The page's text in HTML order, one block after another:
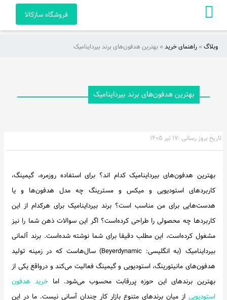
فروشگاه سازکالا
صفحه
اخبار
وبلاگ» راهنمای خرید» بهترین هدفون‌های برند بیرداینامیک
بهترین هدفون‌های برند بیرداینامیک
تاریخ بروز رسانی :۱۷ تیر ۱۴۰۵
بهترین هدفون‌های بیرداینامیک کدام اند؟ برای استفاده روزمره، گیمینگ،
کاربردهای استودیویی و میکس و مسترینگ چه مدل هدفون‌ها و یا
هدست‌هایی برای من مناسب است؟ برند بیرداینامیک برای هرکدام از این
کاربردها چه محصولی را طراحی کرده‌است؟ اگر این سوالات ذهن شما را نیز
مشغول کرده‌است، این مطلب دقیقا برای شما نوشته شده‌است. برند آلمانی
بیرداینامیک (به انگلیسی: Beyerdynamic) سال‌هاست که در زمینه تولید
هدفون‌های مانیتورینگ، استودیویی و گیمینگ فعالیت می‌کند و درواقع یکی از
بهترین برندهای این حوزه پررقابت محسوب می‌شود. اما خرید هدفون
استودیویی از میان برندهای متنوع بازار کار چندان آسانی نیست. ما در این